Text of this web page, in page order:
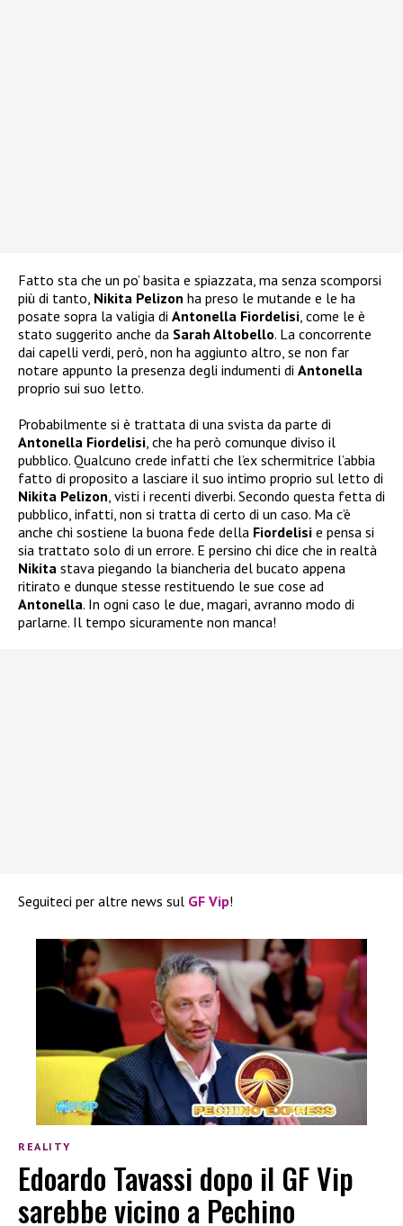
Fatto sta che un po’ basita e spiazzata, ma senza scomporsi
più di tanto, Nikita Pelizon ha preso le mutande e le ha
posate sopra la valigia di Antonella Fiordelisi, come le è
stato suggerito anche da Sarah Altobello. La concorrente
dai capelli verdi, però, non ha aggiunto altro, se non far
notare appunto la presenza degli indumenti di Antonella
proprio sui suo letto.
Probabilmente si è trattata di una svista da parte di
Antonella Fiordelisi, che ha però comunque diviso il
pubblico. Qualcuno crede infatti che l’ex schermitrice l’abbia
fatto di proposito a lasciare il suo intimo proprio sul letto di
Nikita Pelizon, visti i recenti diverbi. Secondo questa fetta di
pubblico, infatti, non si tratta di certo di un caso. Ma c’è
anche chi sostiene la buona fede della Fiordelisi e pensa si
sia trattato solo di un errore. E persino chi dice che in realtà
Nikita stava piegando la biancheria del bucato appena
ritirato e dunque stesse restituendo le sue cose ad
Antonella. In ogni caso le due, magari, avranno modo di
parlarne. Il tempo sicuramente non manca!
Seguiteci per altre news sul GF Vip!
REALITY
Edoardo Tavassi dopo il GF Vip
sarebbe vicino a Pechino